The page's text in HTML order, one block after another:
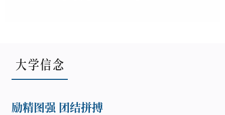
大学信念
励精图强 团结拼搏